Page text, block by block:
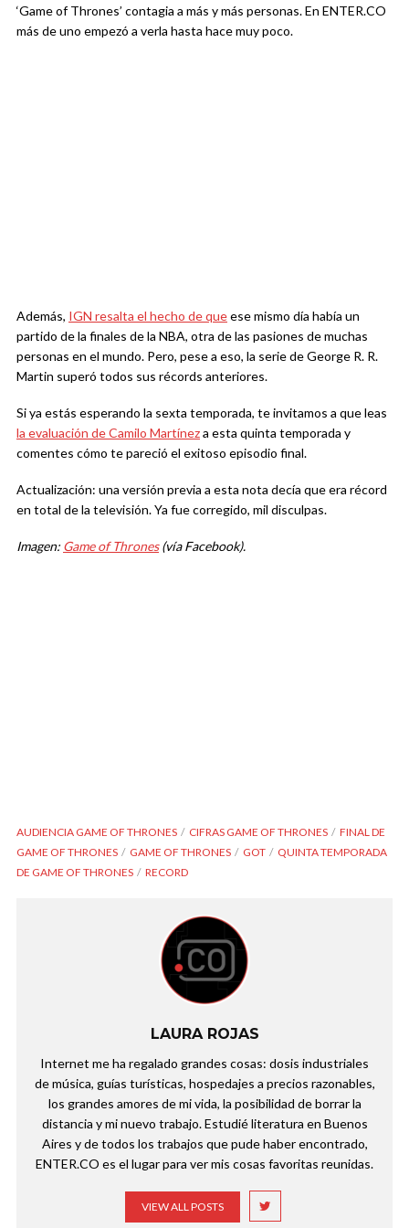
‘Game of Thrones’ contagia a más y más personas. En ENTER.CO
más de uno empezó a verla hasta hace muy poco.
Además, IGN resalta el hecho de queese mismo día había un
partido de la finales de la NBA, otra de las pasiones de muchas
personas en el mundo. Pero, pese a eso, la serie de George R. R.
Martin superó todos sus récords anteriores.
Si ya estás esperando la sexta temporada, te invitamos a que leas
la evaluación de Camilo Martíneza esta quinta temporada y
comentes cómo te pareció el exitoso episodio final.
Actualización: una versión previa a esta nota decía que era récord
en total de la televisión. Ya fue corregido, mil disculpas.
Imagen: Game of Thrones(vía Facebook).
AUDIENCIA GAME OF THRONES CIFRAS GAME OF THRONES
FINAL DE
GAME OF THRONES
GAME OF THRONES GOT
QUINTA TEMPORADA
DE GAME OF THRONES
RECORD
LAURA ROJAS
Internet me ha regalado grandes cosas: dosis industriales
de música, guías turísticas, hospedajes a precios razonables,
los grandes amores de mi vida, la posibilidad de borrar la
distancia y mi nuevo trabajo. Estudié literatura en Buenos
Aires y de todos los trabajos que pude haber encontrado,
ENTER.CO es el lugar para ver mis cosas favoritas reunidas.
VIEW ALL POSTS